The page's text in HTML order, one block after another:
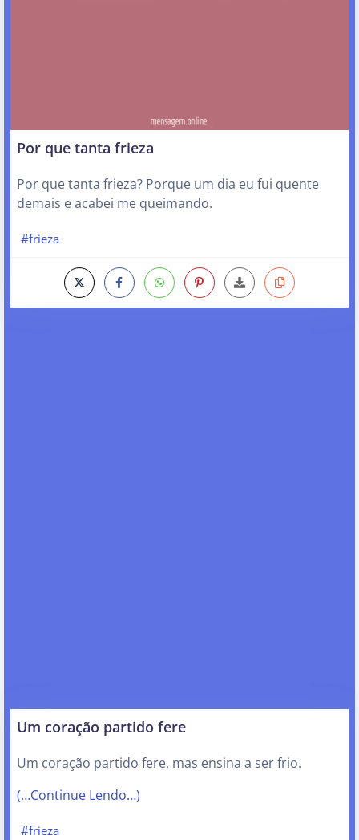
Por que tanta frieza
Por que tanta frieza? Porque um dia eu fui quente
demais e acabei me queimando.
#frieza
Um coração partido fere
Um coração partido fere, mas ensina a ser frio.
(…Continue Lendo…)
#frieza